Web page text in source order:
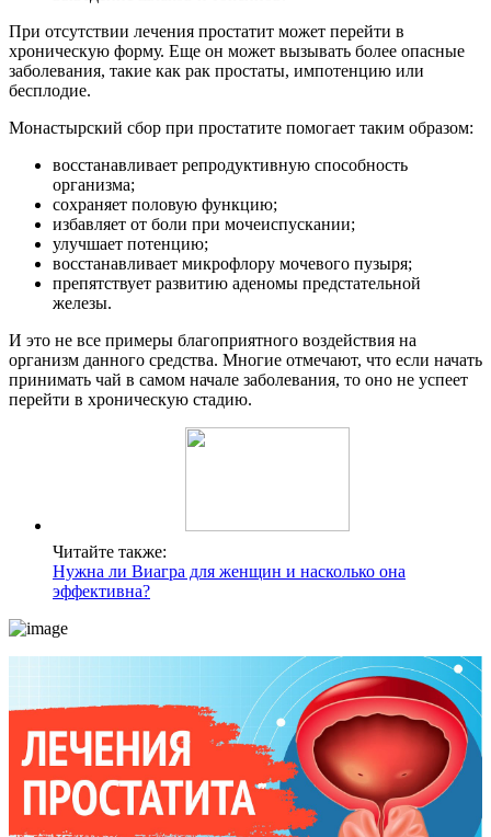
При отсутствии лечения простатит может перейти в
хроническую форму. Еще он может вызывать более опасные
заболевания, такие как рак простаты, импотенцию или
бесплодие.
Монастырский сбор при простатите помогает таким образом:
восстанавливает репродуктивную способность
организма;
сохраняет половую функцию;
избавляет от боли при мочеиспускании;
улучшает потенцию;
восстанавливает микрофлору мочевого пузыря;
препятствует развитию аденомы предстательной
железы.
И это не все примеры благоприятного воздействия на
организм данного средства. Многие отмечают, что если начать
принимать чай в самом начале заболевания, то оно не успеет
перейти в хроническую стадию.
Читайте также:
Нужна ли Виагра для женщин и насколько она
эффективна?